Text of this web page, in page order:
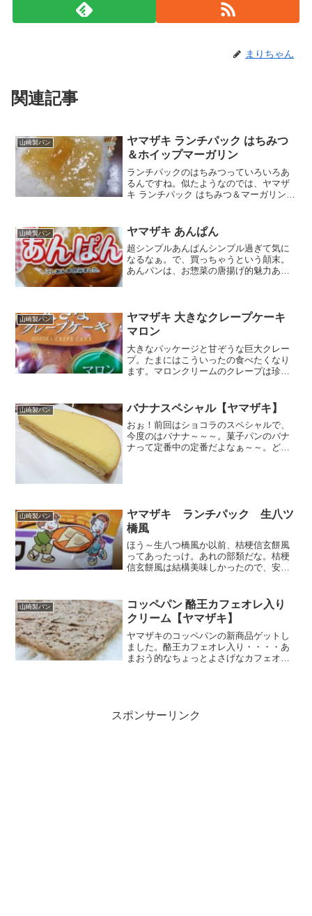
まりちゃん
関連記事
山崎製パン
ヤマザキ ランチパック はちみつ
＆ホイップマーガリン
ランチパックのはちみつっていろいろあ
るんですね。似たようなのでは、ヤマザ
キ ランチパック はちみつ＆マーガリンえ
る方です。ローソン１００とコラボなん
だなぁ～。見逃すとこ...
山崎製パン ヤマザキ あんぱん
超シンプルあんぱんシンプル過ぎて気に
なるなぁ。で、買っちゃうという顛末。
あんパンは、お惣菜の唐揚げ的魅力あり
子パン。今回はこしあん。...
山崎製パン
ヤマザキ 大きなクレープケーキ
マロン
大きなパッケージと甘ぞうな巨大クレー
プ。たまにはこういったの食べたくなり
ます。マロンクリームのクレープは珍し
ーい香り。マロンクリームだけじゃなく
ホイップクリームも入って...
山崎製パン バナナスペシャル【ヤマザキ】
おぉ！前回はショコラのスペシャルで、
今度のはバナナ～～～。菓子パンのバナ
ナって定番中の定番だよなぁ～～。ど真
山崎製パン
ヤマザキ ランチパック 生八ツ
橋風
ほう～生八つ橋風か以前、桔梗信玄餅風
ってあったっけ。あれの部類だな。桔梗
信玄餅風は結構美味しかったので、安心
期待は禁物かな。カロリー糖質頂きまー
す。あらっ！八つ橋部分が...
山崎製パン
コッペパン 酪王カフェオレ入り
クリーム【ヤマザキ】
ヤマザキのコッペパンの新商品ゲットし
ました。酪王カフェオレ入り・・・・あ
まおう的なちょっとよさげなカフェオ
スポンサーリンク